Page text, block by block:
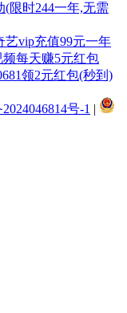
(限时244一年,无需
艺vip充值99元一年
频每天赚5元红包
领2元红包(秒到)
号-1 |